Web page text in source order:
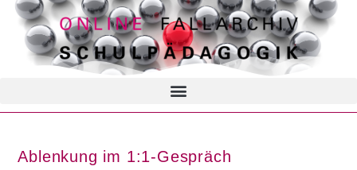
Ablenkung im 1:1-Gespräch